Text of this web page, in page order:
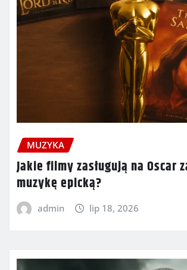
MUZYKA
Jakie filmy zasługują na Oscar
muzykę epicką?
admin lip 18, 2026